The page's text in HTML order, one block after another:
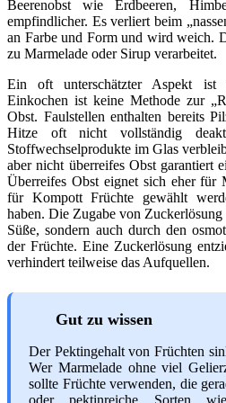
Beerenobst wie Erdbeeren,
empfindlicher. Es verliert beim
an Farbe und Form und wird weich.
zu Marmelade oder Sirup verarbeitet.
Ein oft unterschätzter Aspekt ist
Einkochen ist keine Methode zur
Obst. Faulstellen enthalten bereits
Hitze oft nicht vollständig
Stoffwechselprodukte im Glas
aber nicht überreifes Obst garantiert
Überreifes Obst eignet sich eher für
für Kompott Früchte gewählt
haben. Die Zugabe von
Süße, sondern auch durch den
der Früchte. Eine Zuckerlösung
verhindert teilweise das Aufquellen.
Gut zu wissen
Der Pektingehalt von Früchten
Wer Marmelade ohne viel
sollte Früchte verwenden, die
oder pektinreiche Sorten